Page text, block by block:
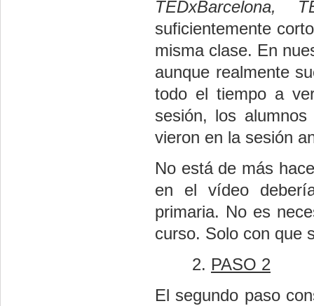
TEDxBarcelona,
suficientemente
misma clase. En
aunque realmente
todo el tiempo a
sesión, los
vieron en la sesión
No está de más
en el vídeo
primaria. No es
curso. Solo con que
PASO 2
El segundo paso